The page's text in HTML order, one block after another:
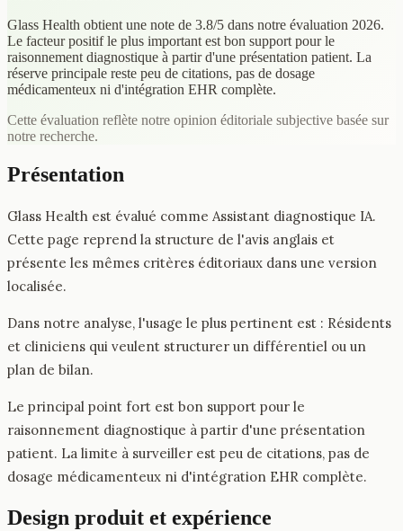
Glass Health obtient une note de 3.8/5 dans notre évaluation 2026.
Le facteur positif le plus important est bon support pour le
raisonnement diagnostique à partir d'une présentation patient. La
réserve principale reste peu de citations, pas de dosage
médicamenteux ni d'intégration EHR complète.
Cette évaluation reflète notre opinion éditoriale subjective basée sur
notre recherche.
Présentation
Glass Health est évalué comme Assistant diagnostique IA.
Cette page reprend la structure de l'avis anglais et
présente les mêmes critères éditoriaux dans une version
localisée.
Dans notre analyse, l'usage le plus pertinent est : Résidents
et cliniciens qui veulent structurer un différentiel ou un
plan de bilan.
Le principal point fort est bon support pour le
raisonnement diagnostique à partir d'une présentation
patient. La limite à surveiller est peu de citations, pas de
dosage médicamenteux ni d'intégration EHR complète.
Design produit et expérience